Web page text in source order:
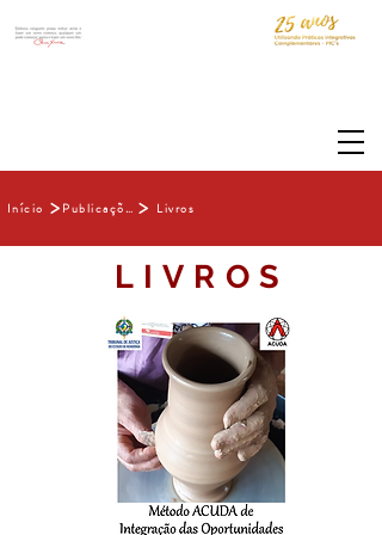
Início > Publicações > Livros
LIVROS